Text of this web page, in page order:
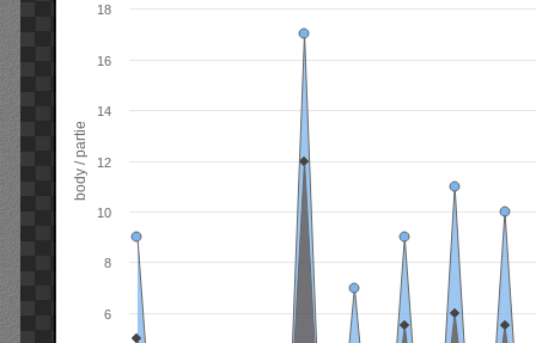
body / partie
6
8
10
12
14
16
18